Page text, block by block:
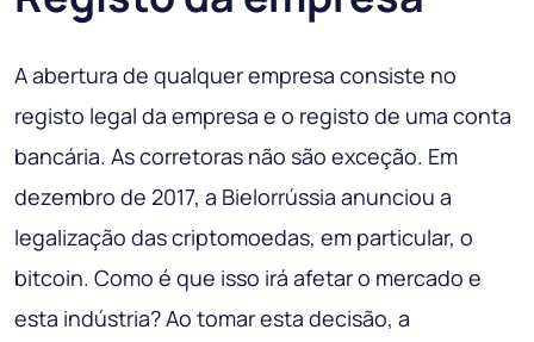
A abertura de qualquer empresa consiste no
registo legal da empresa e o registo de uma conta
bancária. As corretoras não são exceção. Em
dezembro de 2017, a Bielorrússia anunciou a
legalização das criptomoedas, em particular, o
bitcoin. Como é que isso irá afetar o mercado e
esta indústria? Ao tomar esta decisão, a